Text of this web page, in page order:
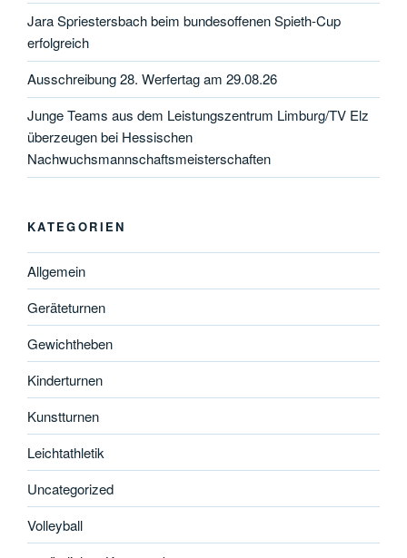
Jara Spriestersbach beim bundesoffenen Spieth-Cup
erfolgreich
Ausschreibung 28. Werfertag am 29.08.26
Junge Teams aus dem Leistungszentrum Limburg/TV Elz
überzeugen bei Hessischen
Nachwuchsmannschaftsmeisterschaften
KATEGORIEN
Allgemein
Geräteturnen
Gewichtheben
Kinderturnen
Kunstturnen
Leichtathletik
Uncategorized
Volleyball